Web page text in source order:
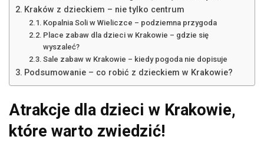
Kraków z dzieckiem – nie tylko centrum
Kopalnia Soli w Wieliczce – podziemna przygoda
Place zabaw dla dzieci w Krakowie – gdzie się
wyszaleć?
Sale zabaw w Krakowie – kiedy pogoda nie dopisuje
Podsumowanie – co robić z dzieckiem w Krakowie?
Atrakcje dla dzieci w Krakowie,
które warto zwiedzić!